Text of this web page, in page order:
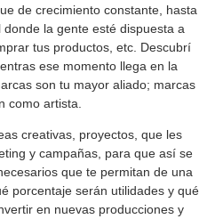
de crecimiento constante, hasta
la gente esté dispuesta a
tus productos, etc. Descubrí
ese momento llega en la
son tu mayor aliado; marcas
como artista.
creativas, proyectos, que les
y campañas, para que así se
que te permitan de una
porcentaje serán utilidades y qué
en nuevas producciones y